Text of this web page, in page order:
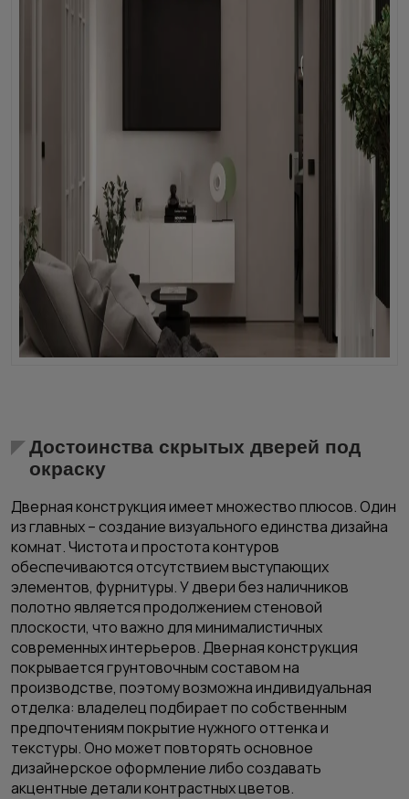
Достоинства скрытых дверей под
окраску
Дверная конструкция имеет множество плюсов. Один
из главных – создание визуального единства дизайна
комнат. Чистота и простота контуров
обеспечиваются отсутствием выступающих
элементов, фурнитуры. У двери без наличников
полотно является продолжением стеновой
плоскости, что важно для минималистичных
современных интерьеров. Дверная конструкция
покрывается грунтовочным составом на
производстве, поэтому возможна индивидуальная
отделка: владелец подбирает по собственным
предпочтениям покрытие нужного оттенка и
текстуры. Оно может повторять основное
дизайнерское оформление либо создавать
акцентные детали контрастных цветов.